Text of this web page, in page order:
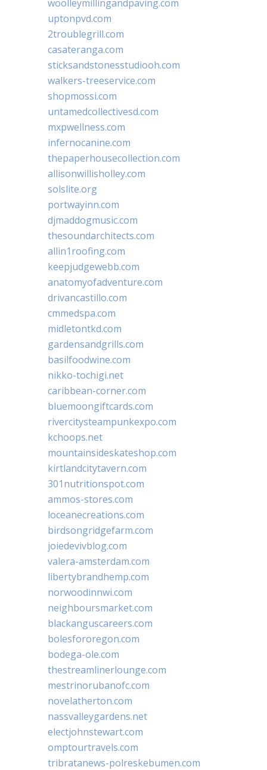
woolleymillingandpaving.com
uptonpvd.com
2troublegrill.com
casateranga.com
sticksandstonesstudiooh.com
walkers-treeservice.com
shopmossi.com
untamedcollectivesd.com
mxpwellness.com
infernocanine.com
thepaperhousecollection.com
allisonwillisholley.com
solslite.org
portwayinn.com
djmaddogmusic.com
thesoundarchitects.com
allin1roofing.com
keepjudgewebb.com
anatomyofadventure.com
drivancastillo.com
cmmedspa.com
midletontkd.com
gardensandgrills.com
basilfoodwine.com
nikko-tochigi.net
caribbean-corner.com
bluemoongiftcards.com
rivercitysteampunkexpo.com
kchoops.net
mountainsideskateshop.com
kirtlandcitytavern.com
301nutritionspot.com
ammos-stores.com
loceanecreations.com
birdsongridgefarm.com
joiedevivblog.com
valera-amsterdam.com
libertybrandhemp.com
norwoodinnwi.com
neighboursmarket.com
blackanguscareers.com
bolesfororegon.com
bodega-ole.com
thestreamlinerlounge.com
mestrinorubanofc.com
novelatherton.com
nassvalleygardens.net
electjohnstewart.com
omptourtravels.com
tribratanews-polreskebumen.com